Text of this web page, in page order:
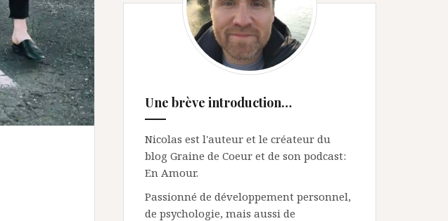
Une brève introduction…
Nicolas est l'auteur et le créateur du
blog Graine de Coeur et de son podcast:
En Amour.
Passionné de développement personnel,
de psychologie, mais aussi de